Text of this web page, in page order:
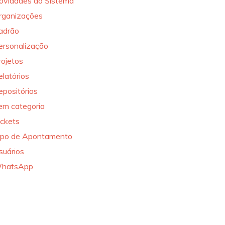
categoria
de Apontamento